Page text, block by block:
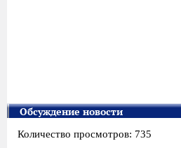
Обсуждение новости
Количество просмотров: 735